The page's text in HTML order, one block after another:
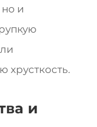
и
хрусткость.
и